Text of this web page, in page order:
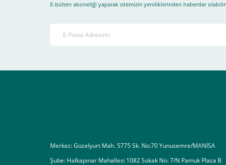
4-Son olarak siparişi vermiş olduğunuz e-posta
E-bülten aboneliği yaparak sitemizin yeniliklerinden haberdar
Merkez: Güzelyurt Mah. 5775 Sk. No:70 Yunusemre/MANİSA
Şube: Halkapınar Mahallesi 1082 Sokak No: 7/N Pamuk Plaza B